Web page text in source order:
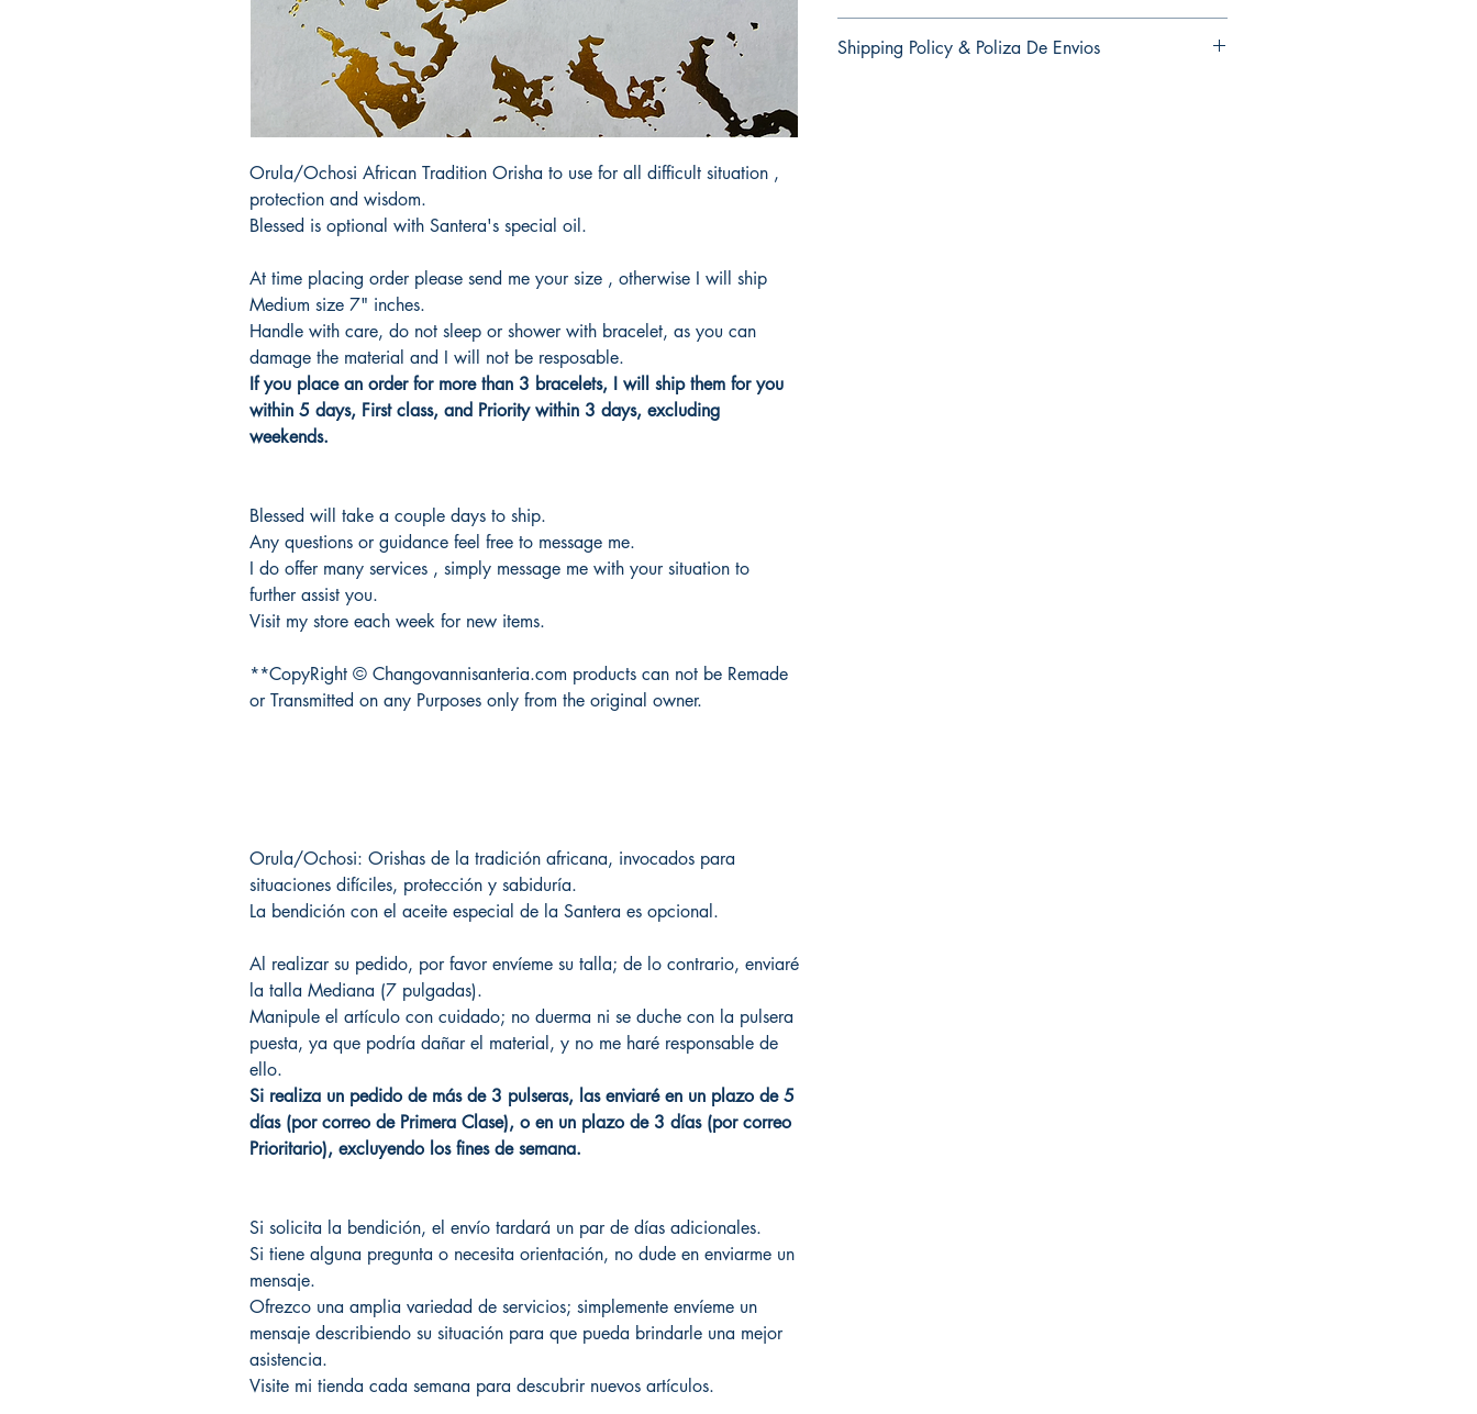
Orula/Ochosi African Tradition Orisha to use for all difficult situation ,
protection and wisdom.
Blessed is optional with Santera's special oil.
At time placing order please send me your size , otherwise I will ship
Medium size 7" inches.
Handle with care, do not sleep or shower with bracelet, as you can
damage the material and I will not be resposable.
If you place an order for more than 3 bracelets, I will ship them for you
within 5 days, First class, and Priority within 3 days, excluding
weekends.
Blessed will take a couple days to ship.
Any questions or guidance feel free to message me.
I do offer many services , simply message me with your situation to
further assist you.
Visit my store each week for new items.
**CopyRight © Changovannisanteria.com products can not be Remade
or Transmitted on any Purposes only from the original owner.
Orula/Ochosi: Orishas de la tradición africana, invocados para
situaciones difíciles, protección y sabiduría.
La bendición con el aceite especial de la Santera es opcional.
Al realizar su pedido, por favor envíeme su talla; de lo contrario, enviaré
la talla Mediana (7 pulgadas).
Manipule el artículo con cuidado; no duerma ni se duche con la pulsera
puesta, ya que podría dañar el material, y no me haré responsable de
ello.
Si realiza un pedido de más de 3 pulseras, las enviaré en un plazo de 5
días (por correo de Primera Clase), o en un plazo de 3 días (por correo
Prioritario), excluyendo los fines de semana.
Si solicita la bendición, el envío tardará un par de días adicionales.
Si tiene alguna pregunta o necesita orientación, no dude en enviarme un
mensaje.
Ofrezco una amplia variedad de servicios; simplemente envíeme un
mensaje describiendo su situación para que pueda brindarle una mejor
asistencia.
Visite mi tienda cada semana para descubrir nuevos artículos.
products.
Shipping Policy & Poliza De Envios